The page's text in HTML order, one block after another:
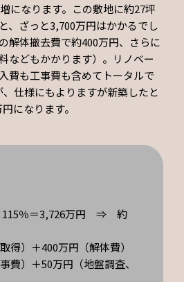
になります。この敷地に約27坪
、ざっと3,700万円はかかるでし
解体撤去費で約400万円、さらに
などもかかります）。リノベー
費も工事費も含めてトータルで
仕様にもよりますが新築したと
になります。
％＝3,726万円　⇒　約
得）＋400万円（解体費）
費）＋50万円（地盤調査、